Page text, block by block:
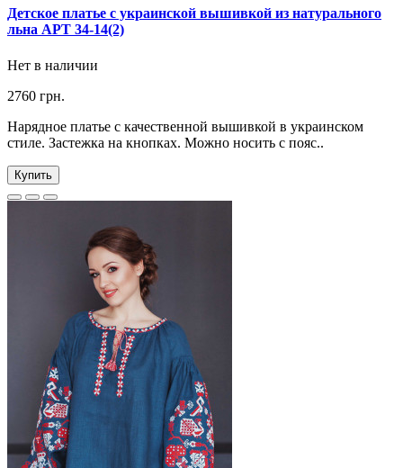
Детское платье с украинской вышивкой из натурального
льна АРТ 34-14(2)
Нет в наличии
2760 грн.
Нарядное платье с качественной вышивкой в украинском
стиле. Застежка на кнопках. Можно носить с пояс..
Купить